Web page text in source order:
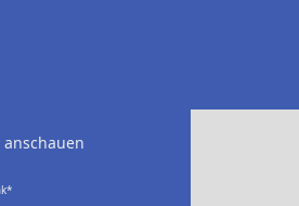
anschauen